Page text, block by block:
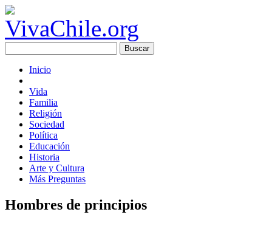
Inicio
Vida
Familia
Religión
Sociedad
Política
Educación
Historia
Arte y Cultura
Más Preguntas
Hombres de principios